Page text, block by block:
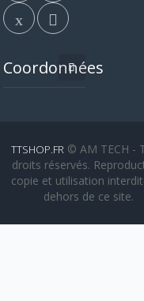
Coordonnées
TTSHOP.FR © AM TECH -
droits réservés.
copie et utilisation
dehors de ce site.